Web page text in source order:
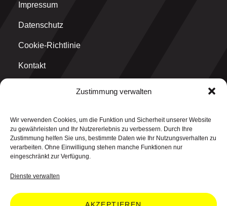
Zustimmung verwalten
Wir verwenden Cookies, um die Funktion und Sicherheit unserer Website
zu gewährleisten und Ihr Nutzererlebnis zu verbessern. Durch Ihre
Zustimmung helfen Sie uns, bestimmte Daten wie Ihr Nutzungsverhalten zu
verarbeiten. Ohne Einwilligung stehen manche Funktionen nur
eingeschränkt zur Verfügung.
Dienste verwalten
AKZEPTIEREN
Impressum
Datenschutz
Cookie-Richtlinie
Kontakt
think why GmbH
Graf-Ulrich-Straße 1
71229 Leonberg